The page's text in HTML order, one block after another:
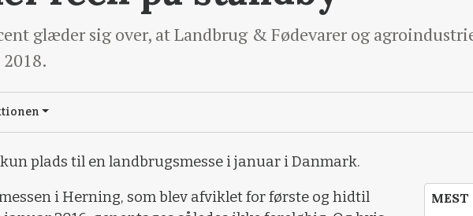
glæder sig over, at Landbrug & Fødevarer og
plads til en landbrugsmesse i januar i Danmark.
i Herning, som blev afviklet for første og hidtil